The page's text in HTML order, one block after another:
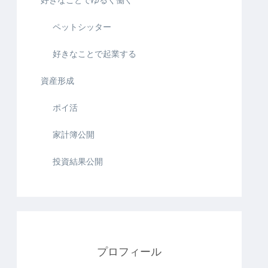
ペットシッター
好きなことで起業する
資産形成
ポイ活
家計簿公開
投資結果公開
プロフィール